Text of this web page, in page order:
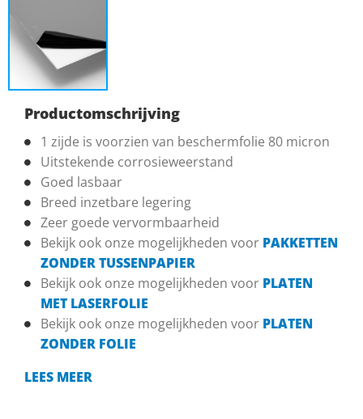
Productomschrijving
1 zijde is voorzien van beschermfolie 80 micron
Uitstekende corrosieweerstand
Goed lasbaar
Breed inzetbare legering
Zeer goede vervormbaarheid
Bekijk ook onze mogelijkheden voor PAKKETTEN
ZONDER TUSSENPAPIER
Bekijk ook onze mogelijkheden voor PLATEN
MET LASERFOLIE
Bekijk ook onze mogelijkheden voor PLATEN
ZONDER FOLIE
LEES MEER